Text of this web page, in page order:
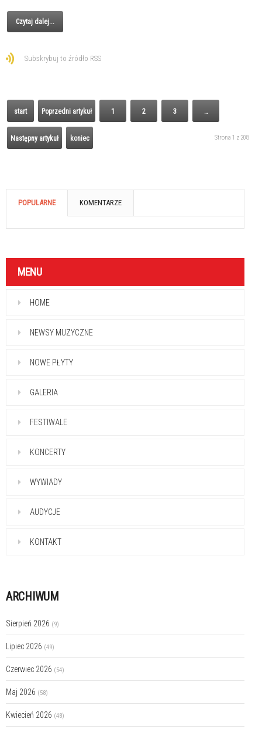
Czytaj dalej...
Subskrybuj to źródło RSS
start Poprzedni artykuł 1 2 3 …
Następny artykuł koniec Strona 1 z 208
POPULARNE KOMENTARZE
MENU
HOME
NEWSY MUZYCZNE
NOWE PŁYTY
GALERIA
FESTIWALE
KONCERTY
WYWIADY
AUDYCJE
KONTAKT
ARCHIWUM
Sierpień 2026 (9)
Lipiec 2026 (49)
Czerwiec 2026 (54)
Maj 2026 (58)
Kwiecień 2026 (48)